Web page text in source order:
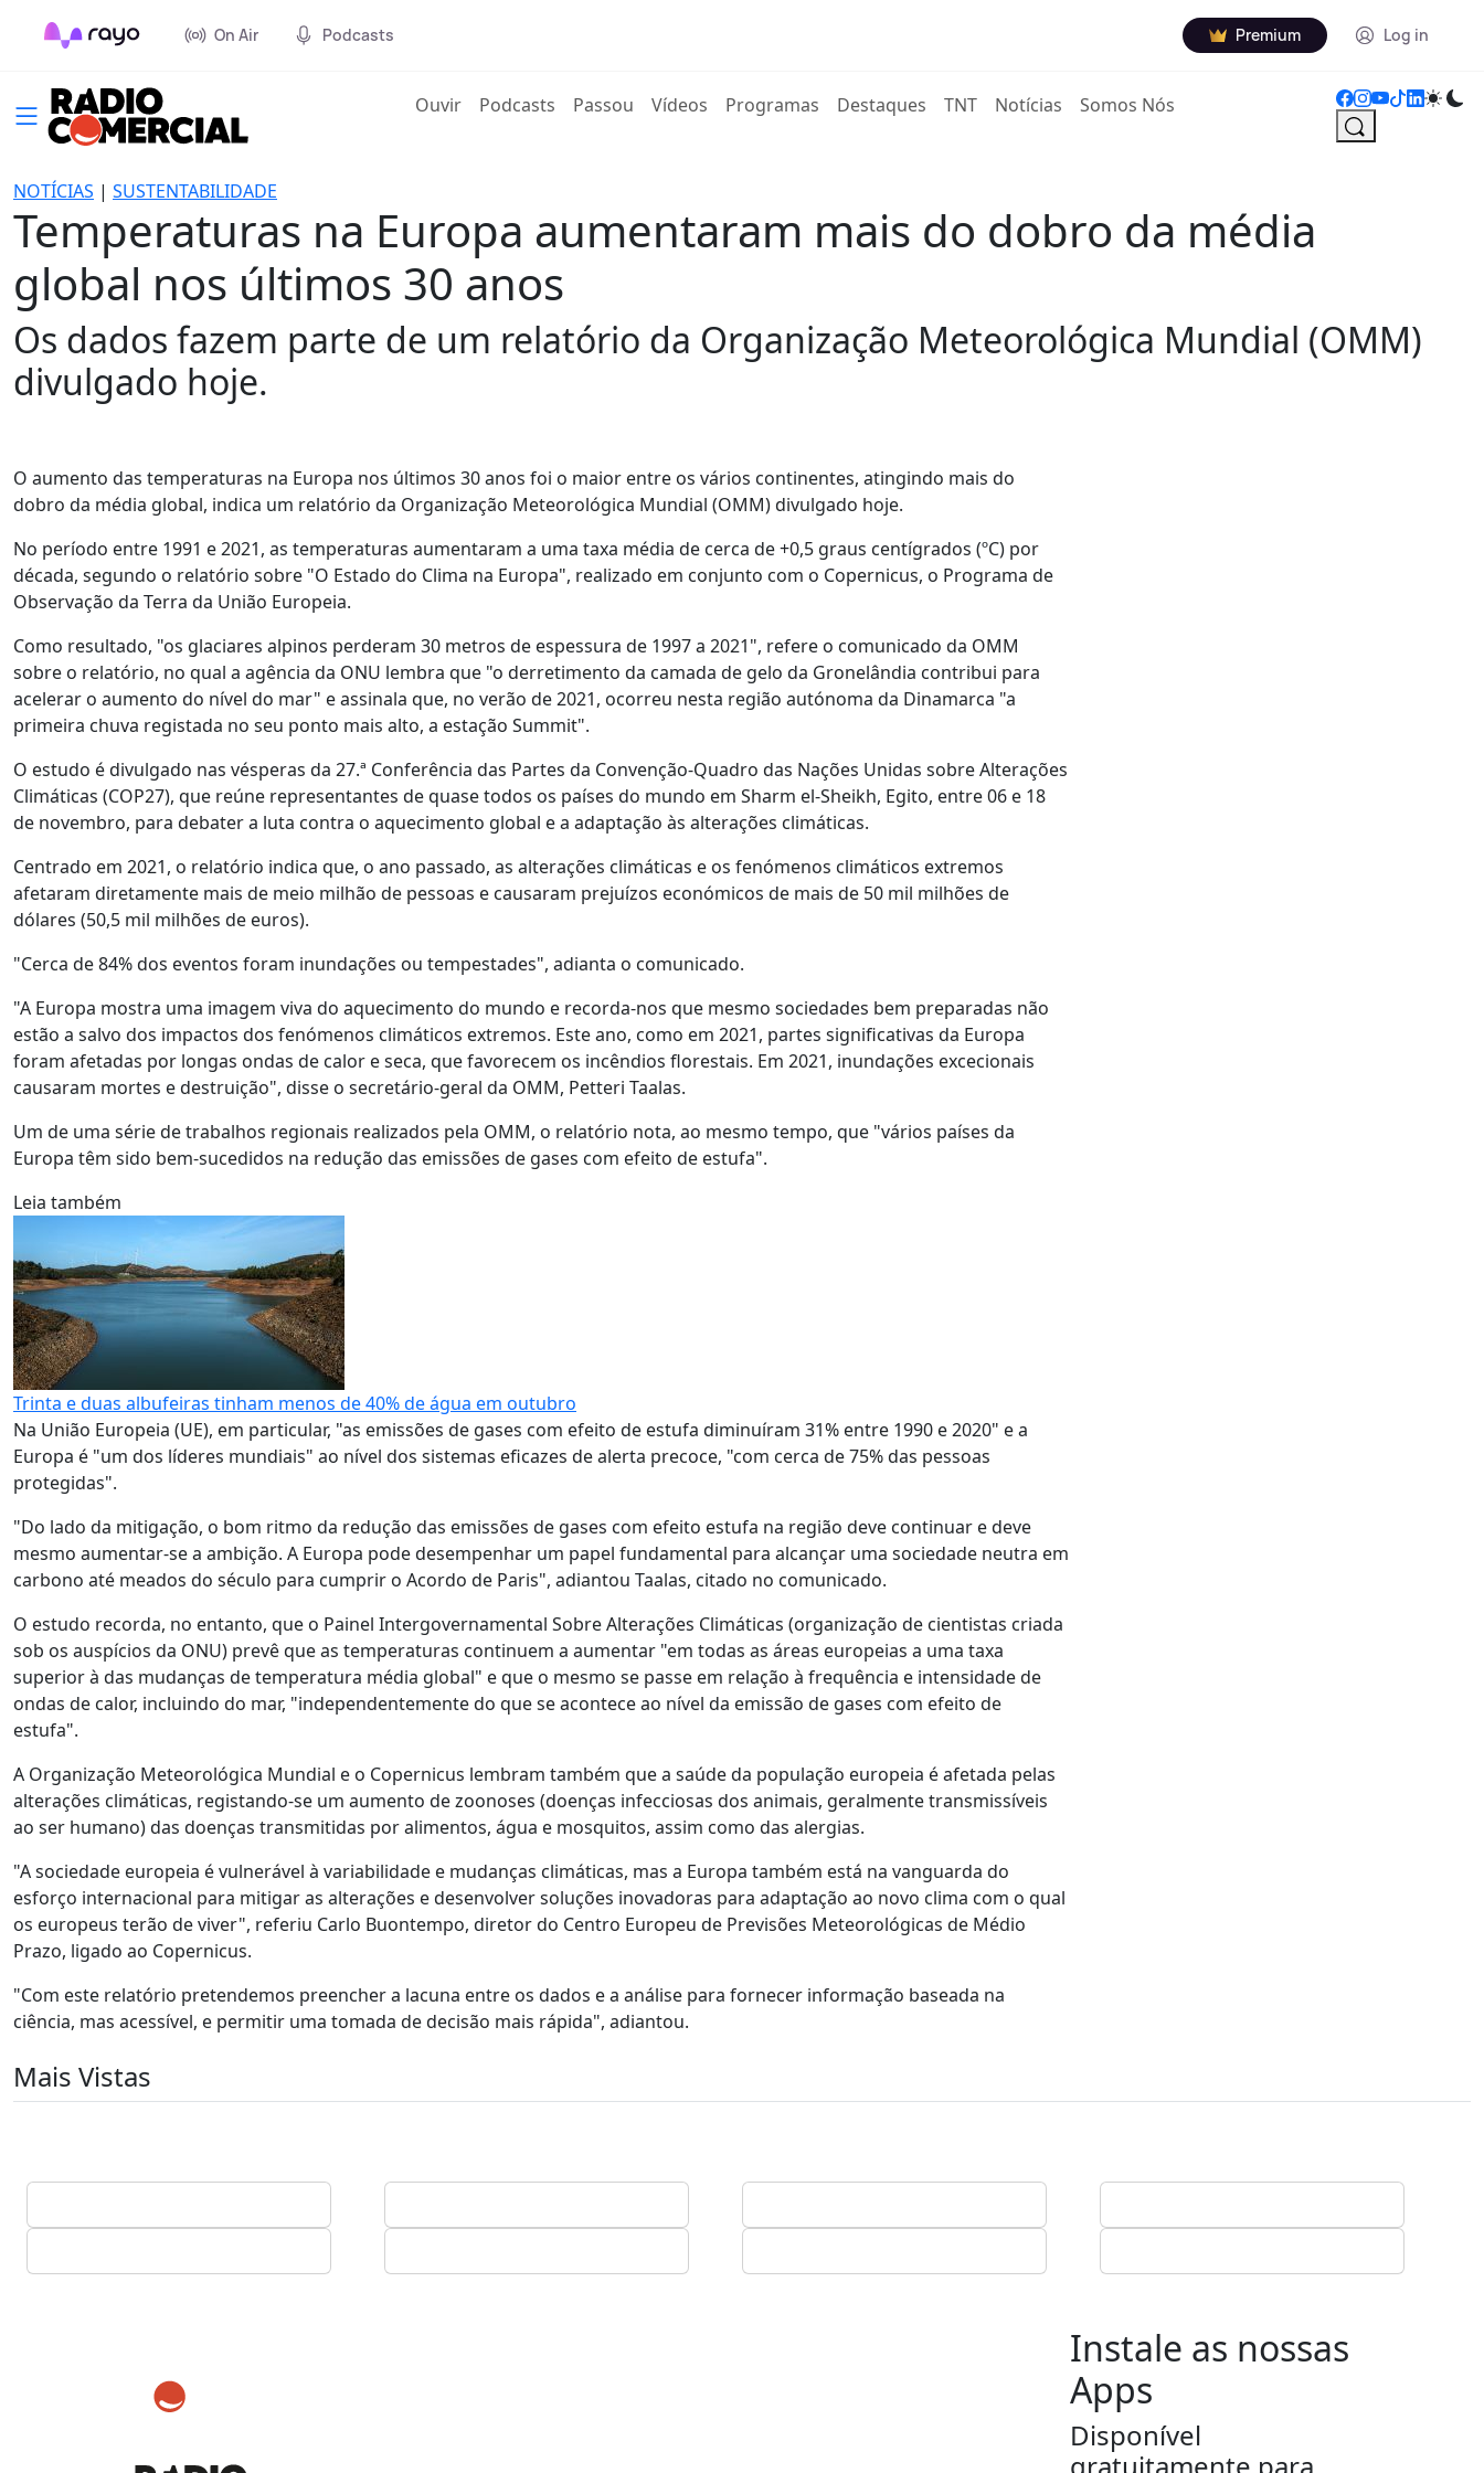
On Air Podcasts Premium Log in
Ouvir(current)
Podcasts Passou Vídeos Programas Destaques TNT Notícias Somos Nós
NOTÍCIAS | SUSTENTABILIDADE
Temperaturas na Europa aumentaram mais do dobro da média
global nos últimos 30 anos
Os dados fazem parte de um relatório da Organização Meteorológica Mundial (OMM)
divulgado hoje.
O aumento das temperaturas na Europa nos últimos 30 anos foi o maior entre os vários continentes, atingindo mais do
dobro da média global, indica um relatório da Organização Meteorológica Mundial (OMM) divulgado hoje.
No período entre 1991 e 2021, as temperaturas aumentaram a uma taxa média de cerca de +0,5 graus centígrados (ºC) por
década, segundo o relatório sobre "O Estado do Clima na Europa", realizado em conjunto com o Copernicus, o Programa de
Observação da Terra da União Europeia.
Como resultado, "os glaciares alpinos perderam 30 metros de espessura de 1997 a 2021", refere o comunicado da OMM
sobre o relatório, no qual a agência da ONU lembra que "o derretimento da camada de gelo da Gronelândia contribui para
acelerar o aumento do nível do mar" e assinala que, no verão de 2021, ocorreu nesta região autónoma da Dinamarca "a
primeira chuva registada no seu ponto mais alto, a estação Summit".
O estudo é divulgado nas vésperas da 27.ª Conferência das Partes da Convenção-Quadro das Nações Unidas sobre Alterações
Climáticas (COP27), que reúne representantes de quase todos os países do mundo em Sharm el-Sheikh, Egito, entre 06 e 18
de novembro, para debater a luta contra o aquecimento global e a adaptação às alterações climáticas.
Centrado em 2021, o relatório indica que, o ano passado, as alterações climáticas e os fenómenos climáticos extremos
afetaram diretamente mais de meio milhão de pessoas e causaram prejuízos económicos de mais de 50 mil milhões de
dólares (50,5 mil milhões de euros).
"Cerca de 84% dos eventos foram inundações ou tempestades", adianta o comunicado.
"A Europa mostra uma imagem viva do aquecimento do mundo e recorda-nos que mesmo sociedades bem preparadas não
estão a salvo dos impactos dos fenómenos climáticos extremos. Este ano, como em 2021, partes significativas da Europa
foram afetadas por longas ondas de calor e seca, que favorecem os incêndios florestais. Em 2021, inundações excecionais
causaram mortes e destruição", disse o secretário-geral da OMM, Petteri Taalas.
Um de uma série de trabalhos regionais realizados pela OMM, o relatório nota, ao mesmo tempo, que "vários países da
Europa têm sido bem-sucedidos na redução das emissões de gases com efeito de estufa".
Leia também
Trinta e duas albufeiras tinham menos de 40% de água em outubro
Na União Europeia (UE), em particular, "as emissões de gases com efeito de estufa diminuíram 31% entre 1990 e 2020" e a
Europa é "um dos líderes mundiais" ao nível dos sistemas eficazes de alerta precoce, "com cerca de 75% das pessoas
protegidas".
"Do lado da mitigação, o bom ritmo da redução das emissões de gases com efeito estufa na região deve continuar e deve
mesmo aumentar-se a ambição. A Europa pode desempenhar um papel fundamental para alcançar uma sociedade neutra em
carbono até meados do século para cumprir o Acordo de Paris", adiantou Taalas, citado no comunicado.
O estudo recorda, no entanto, que o Painel Intergovernamental Sobre Alterações Climáticas (organização de cientistas criada
sob os auspícios da ONU) prevê que as temperaturas continuem a aumentar "em todas as áreas europeias a uma taxa
superior à das mudanças de temperatura média global" e que o mesmo se passe em relação à frequência e intensidade de
ondas de calor, incluindo do mar, "independentemente do que se acontece ao nível da emissão de gases com efeito de
estufa".
A Organização Meteorológica Mundial e o Copernicus lembram também que a saúde da população europeia é afetada pelas
alterações climáticas, registando-se um aumento de zoonoses (doenças infecciosas dos animais, geralmente transmissíveis
ao ser humano) das doenças transmitidas por alimentos, água e mosquitos, assim como das alergias.
"A sociedade europeia é vulnerável à variabilidade e mudanças climáticas, mas a Europa também está na vanguarda do
esforço internacional para mitigar as alterações e desenvolver soluções inovadoras para adaptação ao novo clima com o qual
os europeus terão de viver", referiu Carlo Buontempo, diretor do Centro Europeu de Previsões Meteorológicas de Médio
Prazo, ligado ao Copernicus.
"Com este relatório pretendemos preencher a lacuna entre os dados e a análise para fornecer informação baseada na
ciência, mas acessível, e permitir uma tomada de decisão mais rápida", adiantou.
Mais Vistas
Instale as nossas
Apps
Disponível